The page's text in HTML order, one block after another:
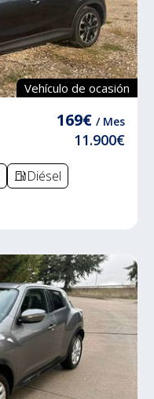
Vehículo de ocasión
169€ / Mes
11.900€
Diésel